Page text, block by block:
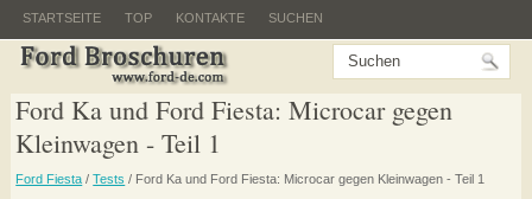
STARTSEITE TOP KONTAKTE SUCHEN
Ford Ka und Ford Fiesta: Microcar gegen
Kleinwagen - Teil 1
Ford Fiesta /Tests / Ford Ka und Ford Fiesta: Microcar gegen Kleinwagen - Teil 1